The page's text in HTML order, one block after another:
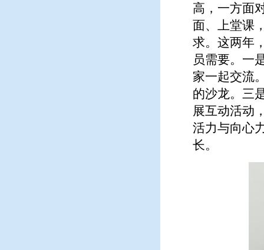
高，一方面
面、上堂课
求。这两年
员需要。一
家一起交流
的沙龙。三
展互动活动
活力与向心
长。